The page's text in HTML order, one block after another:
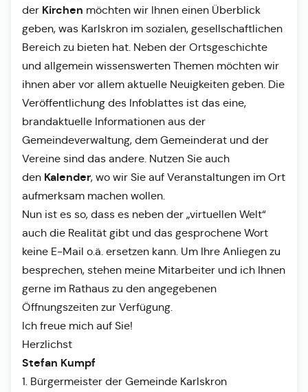
der Kirchen möchten wir Ihnen einen Überblick
geben, was Karlskron im sozialen, gesellschaftlichen
Bereich zu bieten hat. Neben der Ortsgeschichte
und allgemein wissenswerten Themen möchten wir
ihnen aber vor allem aktuelle Neuigkeiten geben. Die
Veröffentlichung des Infoblattes ist das eine,
brandaktuelle Informationen aus der
Gemeindeverwaltung, dem Gemeinderat und der
Vereine sind das andere. Nutzen Sie auch
den Kalender, wo wir Sie auf Veranstaltungen im Ort
aufmerksam machen wollen.
Nun ist es so, dass es neben der „virtuellen Welt“
auch die Realität gibt und das gesprochene Wort
keine E-Mail o.ä. ersetzen kann. Um Ihre Anliegen zu
besprechen, stehen meine Mitarbeiter und ich Ihnen
gerne im Rathaus zu den angegebenen
Öffnungszeiten zur Verfügung.
Ich freue mich auf Sie!
Herzlichst
Stefan Kumpf
1. Bürgermeister der Gemeinde Karlskron